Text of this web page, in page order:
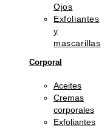
Ojos
Exfoliantes
y
mascarillas
Corporal
Aceites
Cremas
corporales
Exfoliantes